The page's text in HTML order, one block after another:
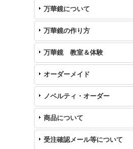
万華鏡について
万華鏡の作り方
万華鏡 教室＆体験
オーダーメイド
ノベルティ・オーダー
商品について
受注確認メール等について